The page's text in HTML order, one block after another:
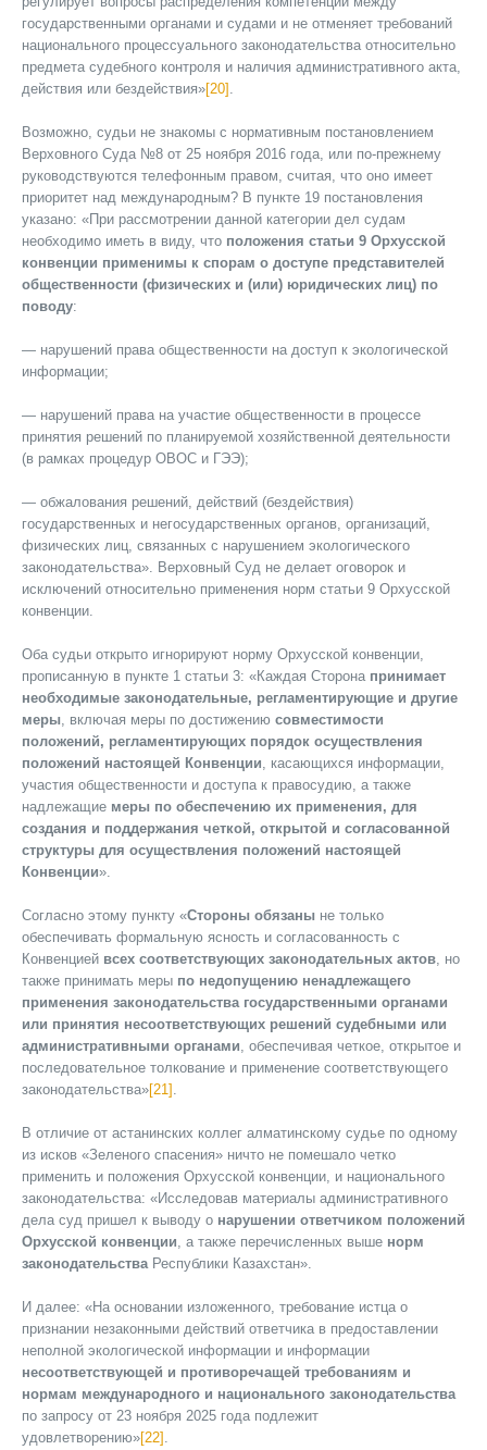
государственными органами и судами и не отменяет требований
национального процессуального законодательства относительно
предмета судебного контроля и наличия административного акта,
действия или бездействия»[20]
Возможно, судьи не знакомы с нормативным постановлением
Верховного Суда №8 от 25 ноября 2016 года, или по-прежнему
руководствуются телефонным правом, считая, что оно имеет
приоритет над международным? В пункте 19 постановления
указано: «При рассмотрении данной категории дел судам
необходимо иметь в виду, что положения статьи 9 Орхусской
конвенции применимы к спорам о доступе представителей
общественности (физических и (или) юридических лиц) по
поводу:
— нарушений права общественности на доступ к экологической
информации;
— нарушений права на участие общественности в процессе
принятия решений по планируемой хозяйственной деятельности
(в рамках процедур ОВОС и ГЭЭ);
— обжалования решений, действий (бездействия)
государственных и негосударственных органов, организаций,
физических лиц, связанных с нарушением экологического
законодательства». Верховный Суд не делает оговорок и
исключений относительно применения норм статьи 9 Орхусской
конвенции.
Оба судьи открыто игнорируют норму Орхусской конвенции,
прописанную в пункте 1 статьи 3: «Каждая Сторона принимает
необходимые законодательные, регламентирующие и другие
меры , включая меры по достижению совместимости
положений, регламентирующих порядок осуществления
положений настоящей Конвенции , касающихся информации,
участия общественности и доступа к правосудию, а также
надлежащие меры по обеспечению их применения, для
создания и поддержания четкой, открытой и согласованной
структуры для осуществления положений настоящей
Конвенции».
Согласно этому пункту «Стороны обязаны не только
обеспечивать формальную ясность и согласованность с
Конвенцией всех соответствующих законодательных актов , но
также принимать меры по недопущению ненадлежащего
применения законодательства государственными органами
или принятия несоответствующих решений судебными или
административными органами , обеспечивая четкое, открытое и
последовательное толкование и применение соответствующего
законодательства»[21]
В отличие от астанинских коллег алматинскому судье по одному
из исков «Зеленого спасения» ничто не помешало четко
применить и положения Орхусской конвенции, и национального
законодательства: «Исследовав материалы административного
дела суд пришел к выводу о нарушении ответчиком положений
Орхусской конвенции , а также перечисленных выше норм
законодательства Республики Казахстан».
И далее: «На основании изложенного, требование истца о
признании незаконными действий ответчика в предоставлении
неполной экологической информации и информации
несоответствующей и противоречащей требованиям и
нормам международного и национального законодательства
по запросу от 23 ноября 2025 года подлежит
удовлетворению»[22]